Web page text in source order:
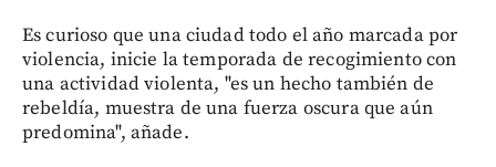
Es curioso que una ciudad todo el año marcada por
violencia, inicie la temporada de recogimiento con
una actividad violenta, "es un hecho también de
rebeldía, muestra de una fuerza oscura que aún
predomina", añade.